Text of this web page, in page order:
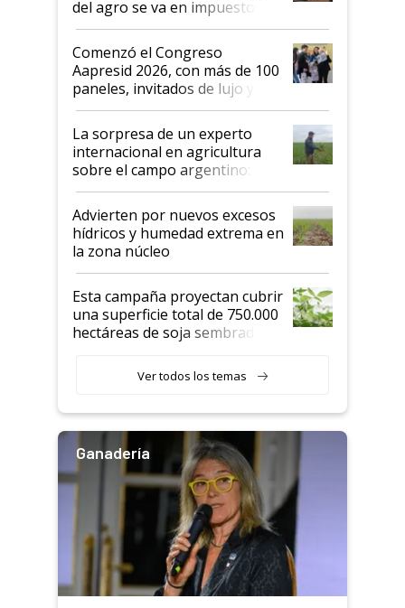
del agro se va en impuestos:
"No es bueno que en
Argentina se sigan discutiendo
las mismas cosas de hace 50
años"
Comenzó el Congreso
Aapresid 2026, con más de 100
paneles, invitados de lujo y
todas las tendencias
La sorpresa de un experto
internacional en agricultura
sobre el campo argentino:
"Estoy muy impresionado"
Advierten por nuevos excesos
hídricos y humedad extrema en
la zona núcleo
Esta campaña proyectan cubrir
una superficie total de 750.000
hectáreas de soja sembradas
variedades que marcan un
salto tecnológico en genética y
Ver todos los temas
Ganadería